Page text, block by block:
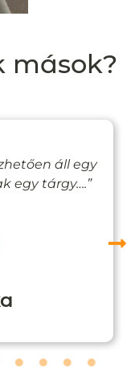
áll egy
egy tárgy….”